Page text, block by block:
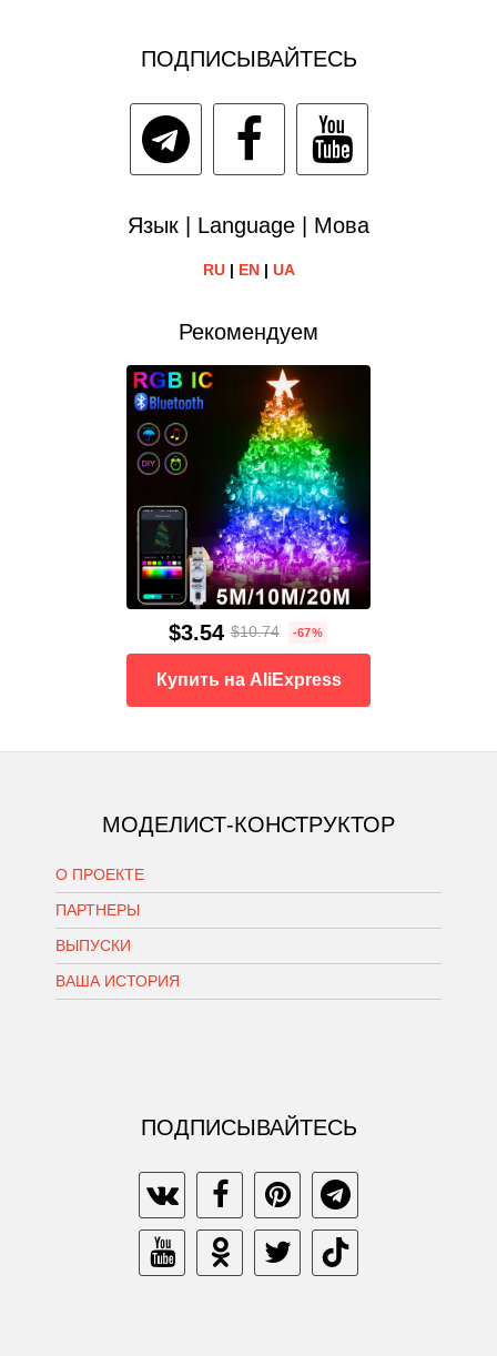
ПОДПИСЫВАЙТЕСЬ
Язык | Language | Мова
RU| EN| UA
Рекомендуем
$3.54 $10.74 -67%
Купить на AliExpress
МОДЕЛИСТ-КОНСТРУКТОР
О ПРОЕКТЕ
ПАРТНЕРЫ
ВЫПУСКИ
ВАША ИСТОРИЯ
ПОДПИСЫВАЙТЕСЬ